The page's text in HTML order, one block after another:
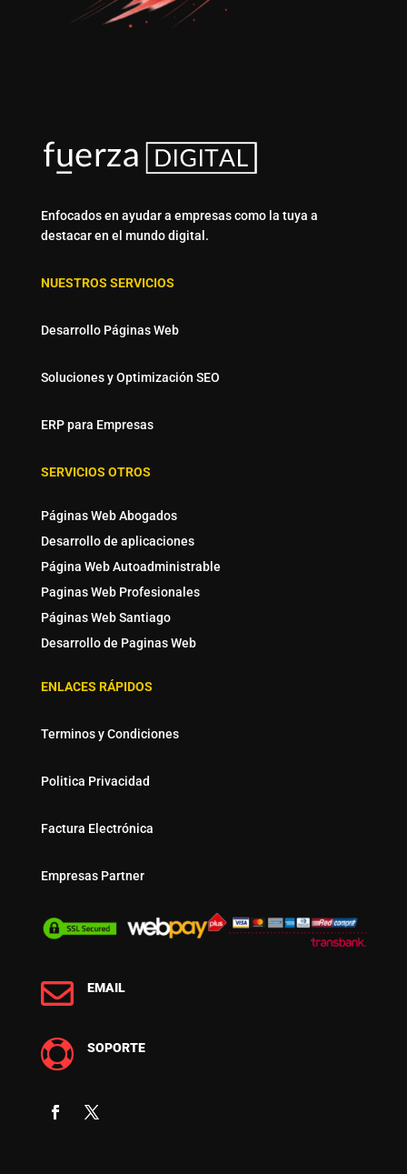
Enfocados en ayudar a empresas como la tuya a
destacar en el mundo digital.
NUESTROS SERVICIOS
Desarrollo Páginas Web
Soluciones y Optimización SEO
ERP para Empresas
SERVICIOS OTROS
Páginas Web Abogados
Desarrollo de aplicaciones
Página Web Autoadministrable
Paginas Web Profesionales
Páginas Web Santiago
Desarrollo de Paginas Web
ENLACES RÁPIDOS
Terminos y Condiciones
Politica Privacidad
Factura Electrónica
Empresas Partner
 EMAIL
 SOPORTE